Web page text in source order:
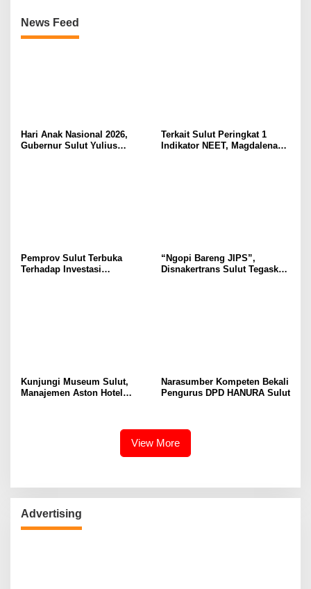
News Feed
Hari Anak Nasional 2026,
Gubernur Sulut Yulius
Terkait Sulut Peringkat 1
Indikator NEET, Magdalena
Pemprov Sulut Terbuka
Terhadap Investasi
“Ngopi Bareng JIPS”,
Disnakertrans Sulut Tegaskan
Kunjungi Museum Sulut,
Manajemen Aston Hotel
Narasumber Kompeten Bekali
Pengurus DPD HANURA Sulut
View More
Advertising